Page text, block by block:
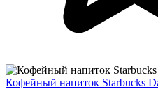
Кофейный напиток Starbucks